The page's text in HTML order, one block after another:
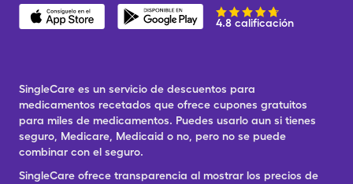
4.8 calificación
SingleCare es un servicio de descuentos para
medicamentos recetados que ofrece cupones gratuitos
para miles de medicamentos. Puedes usarlo aun si tienes
seguro, Medicare, Medicaid o no, pero no se puede
combinar con el seguro.
SingleCare ofrece transparencia al mostrar los precios de